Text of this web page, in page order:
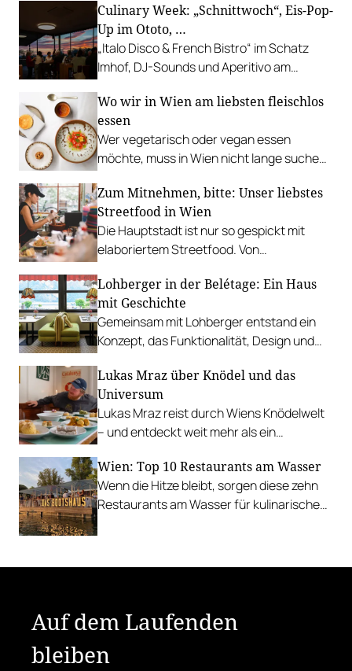
Culinary Week: „Schnittwoch“, Eis-Pop-
Up im Ototo, …
„Italo Disco & French Bistro“ im Schatz
Imhof, DJ-Sounds und Aperitivo am
Palme, „Fridays for Furmint“ u. v. m.
Wo wir in Wien am liebsten fleischlos
essen
Wer vegetarisch oder vegan essen
möchte, muss in Wien nicht lange suchen.
besonders.
Zum Mitnehmen, bitte: Unser liebstes
Streetfood in Wien
Die Hauptstadt ist nur so gespickt mit
elaboriertem Streetfood. Von
Tacos bis hin zu syrischer Marktküche.
Lohberger in der Belétage: Ein Haus
mit Geschichte
Gemeinsam mit Lohberger entstand ein
Konzept, das Funktionalität, Design und
Lukas Mraz über Knödel und das
Universum
Lukas Mraz reist durch Wiens Knödelwelt
– und entdeckt weit mehr als ein
Wien: Top 10 Restaurants am Wasser
Wenn die Hitze bleibt, sorgen diese zehn
Restaurants am Wasser für kulinarische
Auf dem Laufenden
bleiben